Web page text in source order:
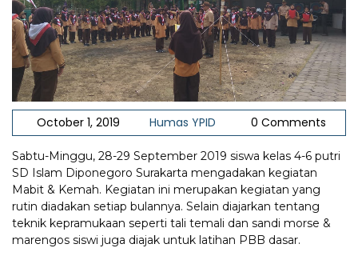
October 1, 2019 Humas YPID 0 Comments
Sabtu-Minggu, 28-29 September 2019 siswa kelas 4-6 putri
SD Islam Diponegoro Surakarta mengadakan kegiatan
Mabit & Kemah. Kegiatan ini merupakan kegiatan yang
rutin diadakan setiap bulannya. Selain diajarkan tentang
teknik kepramukaan seperti tali temali dan sandi morse &
marengos siswi juga diajak untuk latihan PBB dasar.